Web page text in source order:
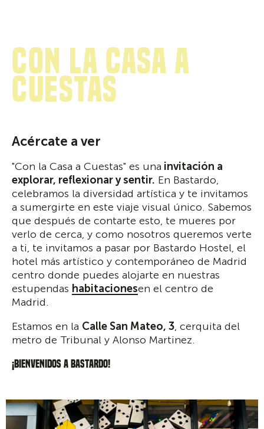
con la casa a
cuestas
Acércate a ver
"Con la Casa a Cuestas" es una invitación a
explorar, reflexionar y sentir. En Bastardo,
celebramos la diversidad artística y te invitamos
a sumergirte en este viaje visual único. Sabemos
que después de contarte esto, te mueres por
verlo de cerca, y como nosotros queremos verte
a ti, te invitamos a pasar por Bastardo Hostel, el
hotel más artístico y contemporáneo de Madrid
centro donde puedes alojarte en nuestras
estupendas habitacionesen el centro de
Madrid.
Estamos en la Calle San Mateo, 3, cerquita del
metro de Tribunal y Alonso Martinez.
¡BIENVENIDOS A BASTARDO!